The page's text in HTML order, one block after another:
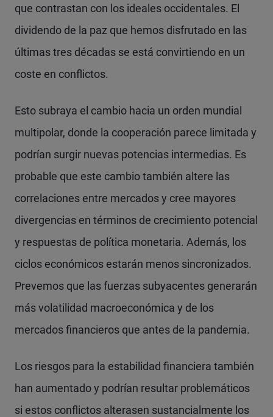
que contrastan con los ideales occidentales. El
dividendo de la paz que hemos disfrutado en las
últimas tres décadas se está convirtiendo en un
coste en conflictos.
Esto subraya el cambio hacia un orden mundial
multipolar, donde la cooperación parece limitada y
podrían surgir nuevas potencias intermedias. Es
probable que este cambio también altere las
correlaciones entre mercados y cree mayores
divergencias en términos de crecimiento potencial
y respuestas de política monetaria. Además, los
ciclos económicos estarán menos sincronizados.
Prevemos que las fuerzas subyacentes generarán
más volatilidad macroeconómica y de los
mercados financieros que antes de la pandemia.
Los riesgos para la estabilidad financiera también
han aumentado y podrían resultar problemáticos
si estos conflictos alterasen sustancialmente los